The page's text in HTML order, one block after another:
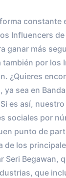
constante
Influencers de
ganar más
también por los
¿Quieres
sea en
es así,
sociales por
punto de
de los
Seri Begawan,
que